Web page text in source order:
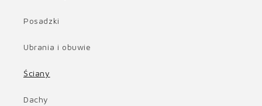
Posadzki
Ubrania i obuwie
Ściany
Dachy